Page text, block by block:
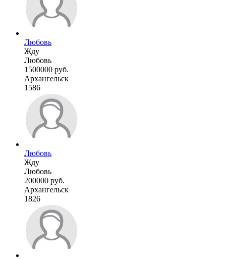
Любовь
Жду
Любовь
1500000 руб.
Архангельск
1586
Любовь
Жду
Любовь
200000 руб.
Архангельск
1826